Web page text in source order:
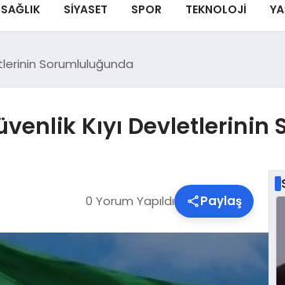
SAĞLIK SIYASET SPOR TEKNOLOJI
Sorumluluğunda
Kıyı
0 Yorum Yapıldı Paylaş